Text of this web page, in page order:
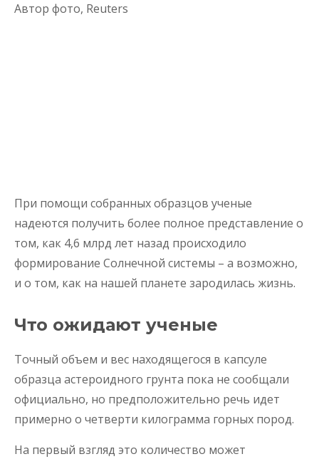
Автор фото, Reuters
При помощи собранных образцов ученые
надеются получить более полное представление о
том, как 4,6 млрд лет назад происходило
формирование Солнечной системы – а возможно,
и о том, как на нашей планете зародилась жизнь.
Что ожидают ученые
Точный объем и вес находящегося в капсуле
образца астероидного грунта пока не сообщали
официально, но предположительно речь идет
примерно о четверти килограмма горных пород.
На первый взгляд это количество может